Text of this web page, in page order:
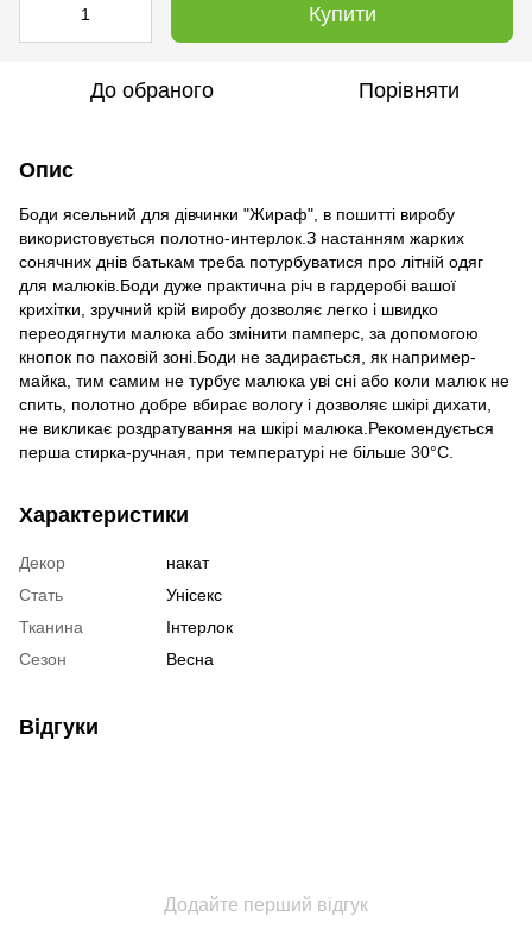
Купити
До обраного Порівняти
Опис
Боди ясельний для дівчинки "Жираф", в пошитті виробу
використовується полотно-интерлок.З настанням жарких
сонячних днів батькам треба потурбуватися про літній одяг
для малюків.Боди дуже практична річ в гардеробі вашої
крихітки, зручний крій виробу дозволяє легко і швидко
переодягнути малюка або змінити памперс, за допомогою
кнопок по паховій зоні.Боди не задирається, як например-
майка, тим самим не турбує малюка уві сні або коли малюк не
спить, полотно добре вбирає вологу і дозволяє шкірі дихати,
не викликає роздратування на шкірі малюка.Рекомендується
перша стирка-ручная, при температурі не більше 30°С.
Характеристики
Декор
накат
Стать
Унісекс
Тканина
Інтерлок
Сезон
Весна
Відгуки
Додайте перший відгук